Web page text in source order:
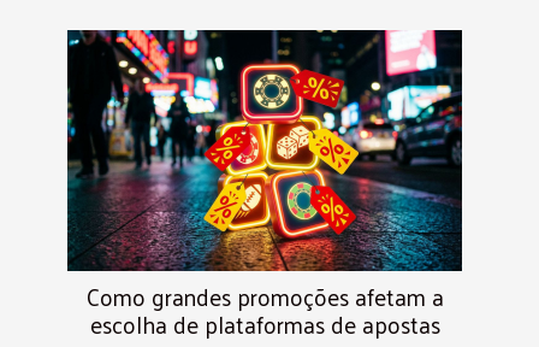
Como grandes promoções afetam a
escolha de plataformas de apostas